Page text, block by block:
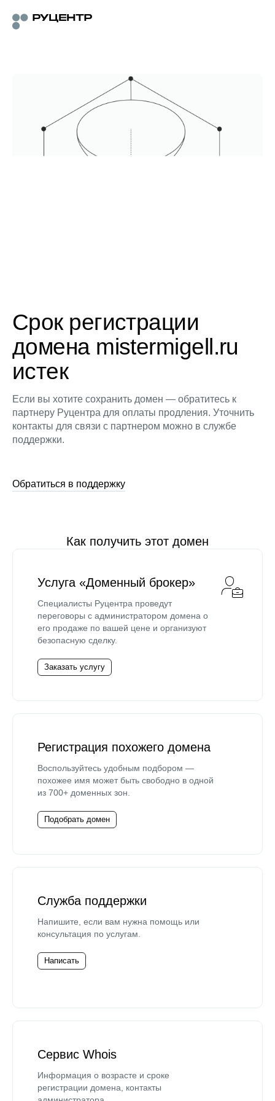
Срок регистрации
домена mistermigell.ru
истек
Если вы хотите сохранить домен — обратитесь к
партнеру Руцентра для оплаты продления. Уточнить
контакты для связи с партнером можно в службе
поддержки.
Обратиться в поддержку
Как получить этот домен
Услуга «Доменный брокер»
Специалисты Руцентра проведут
переговоры с администратором домена о
его продаже по вашей цене и организуют
безопасную сделку.
Заказать услугу
Регистрация похожего домена
Воспользуйтесь удобным подбором —
похожее имя может быть свободно в одной
из 700+ доменных зон.
Подобрать домен
Служба поддержки
Напишите, если вам нужна помощь или
консультация по услугам.
Написать
Сервис Whois
Информация о возрасте и сроке
регистрации домена, контакты